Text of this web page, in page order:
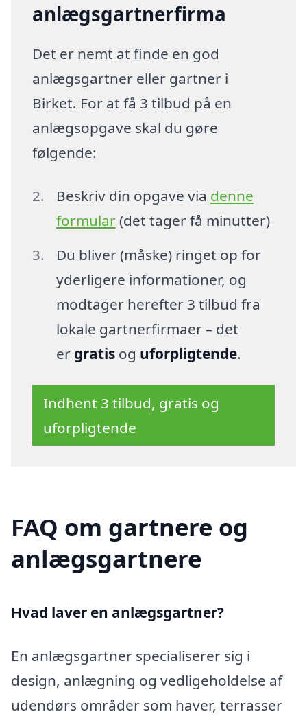
anlægsgartnerfirma
Det er nemt at finde en god
anlægsgartner eller gartner i
Birket. For at få 3 tilbud på en
anlægsopgave skal du gøre
følgende:
Beskriv din opgave via denne
formular(det tager få minutter)
Du bliver (måske) ringet op for
yderligere informationer, og
modtager herefter 3 tilbud fra
lokale gartnerfirmaer – det
er gratisog uforpligtende.
Indhent 3 tilbud, gratis og
uforpligtende
FAQ om gartnere og
anlægsgartnere
Hvad laver en anlægsgartner?
En anlægsgartner specialiserer sig i
design, anlægning og vedligeholdelse af
udendørs områder som haver, terrasser